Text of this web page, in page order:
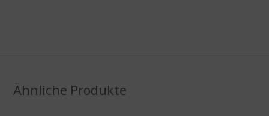
Ähnliche Produkte